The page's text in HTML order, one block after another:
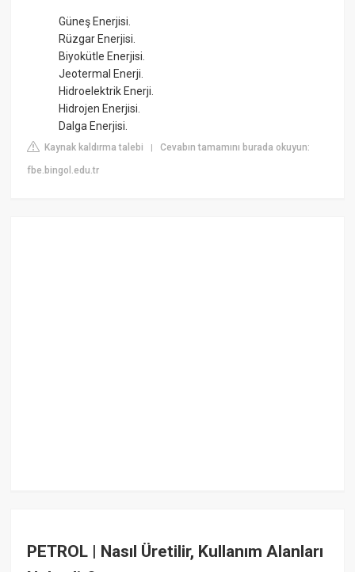
Güneş Enerjisi.
Rüzgar Enerjisi.
Biyokütle Enerjisi.
Jeotermal Enerji.
Hidroelektrik Enerji.
Hidrojen Enerjisi.
Dalga Enerjisi.
Kaynak kaldırma talebi |Cevabın tamamını burada okuyun:
fbe.bingol.edu.tr
PETROL | Nasıl Üretilir, Kullanım Alanları